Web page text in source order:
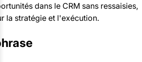
dans le CRM sans ressaisies,
la stratégie et l'exécution.